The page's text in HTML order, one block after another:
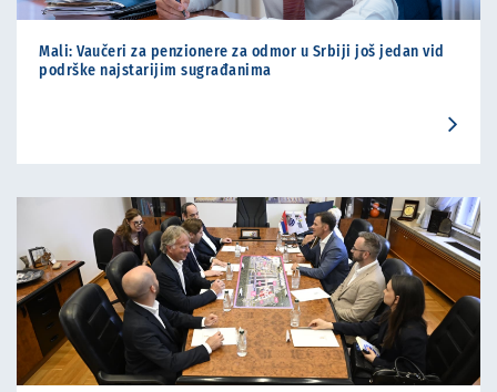
Mali: Vaučeri za penzionere za odmor u Srbiji još jedan vid
podrške najstarijim sugrađanima